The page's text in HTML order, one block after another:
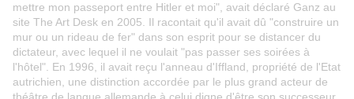
mettre mon passeport entre Hitler et moi", avait déclaré Ganz au
site The Art Desk en 2005. Il racontait qu'il avait dû "construire un
mur ou un rideau de fer" dans son esprit pour se distancer du
dictateur, avec lequel il ne voulait "pas passer ses soirées à
l'hôtel". En 1996, il avait reçu l'anneau d'Iffland, propriété de l'Etat
autrichien, une distinction accordée par le plus grand acteur de